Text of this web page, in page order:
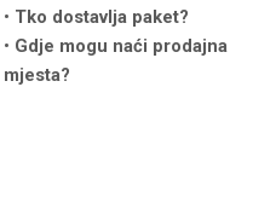
Tko dostavlja paket?
Gdje mogu naći prodajna
mjesta?